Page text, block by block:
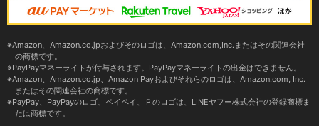
Amazon、Amazon.co.jpおよびそのロゴは、Amazon.com,Inc.またはその関連会社
の商標です。
PayPayマネーライトが付与されます。PayPayマネーライトの出金はできません。
Amazon、Amazon.co.jp、Amazon Payおよびそれらのロゴは、Amazon.com, Inc.
またはその関連会社の商標です。
PayPay、PayPayのロゴ、ペイペイ、Ｐのロゴは、LINEヤフー株式会社の登録商標ま
たは商標です。